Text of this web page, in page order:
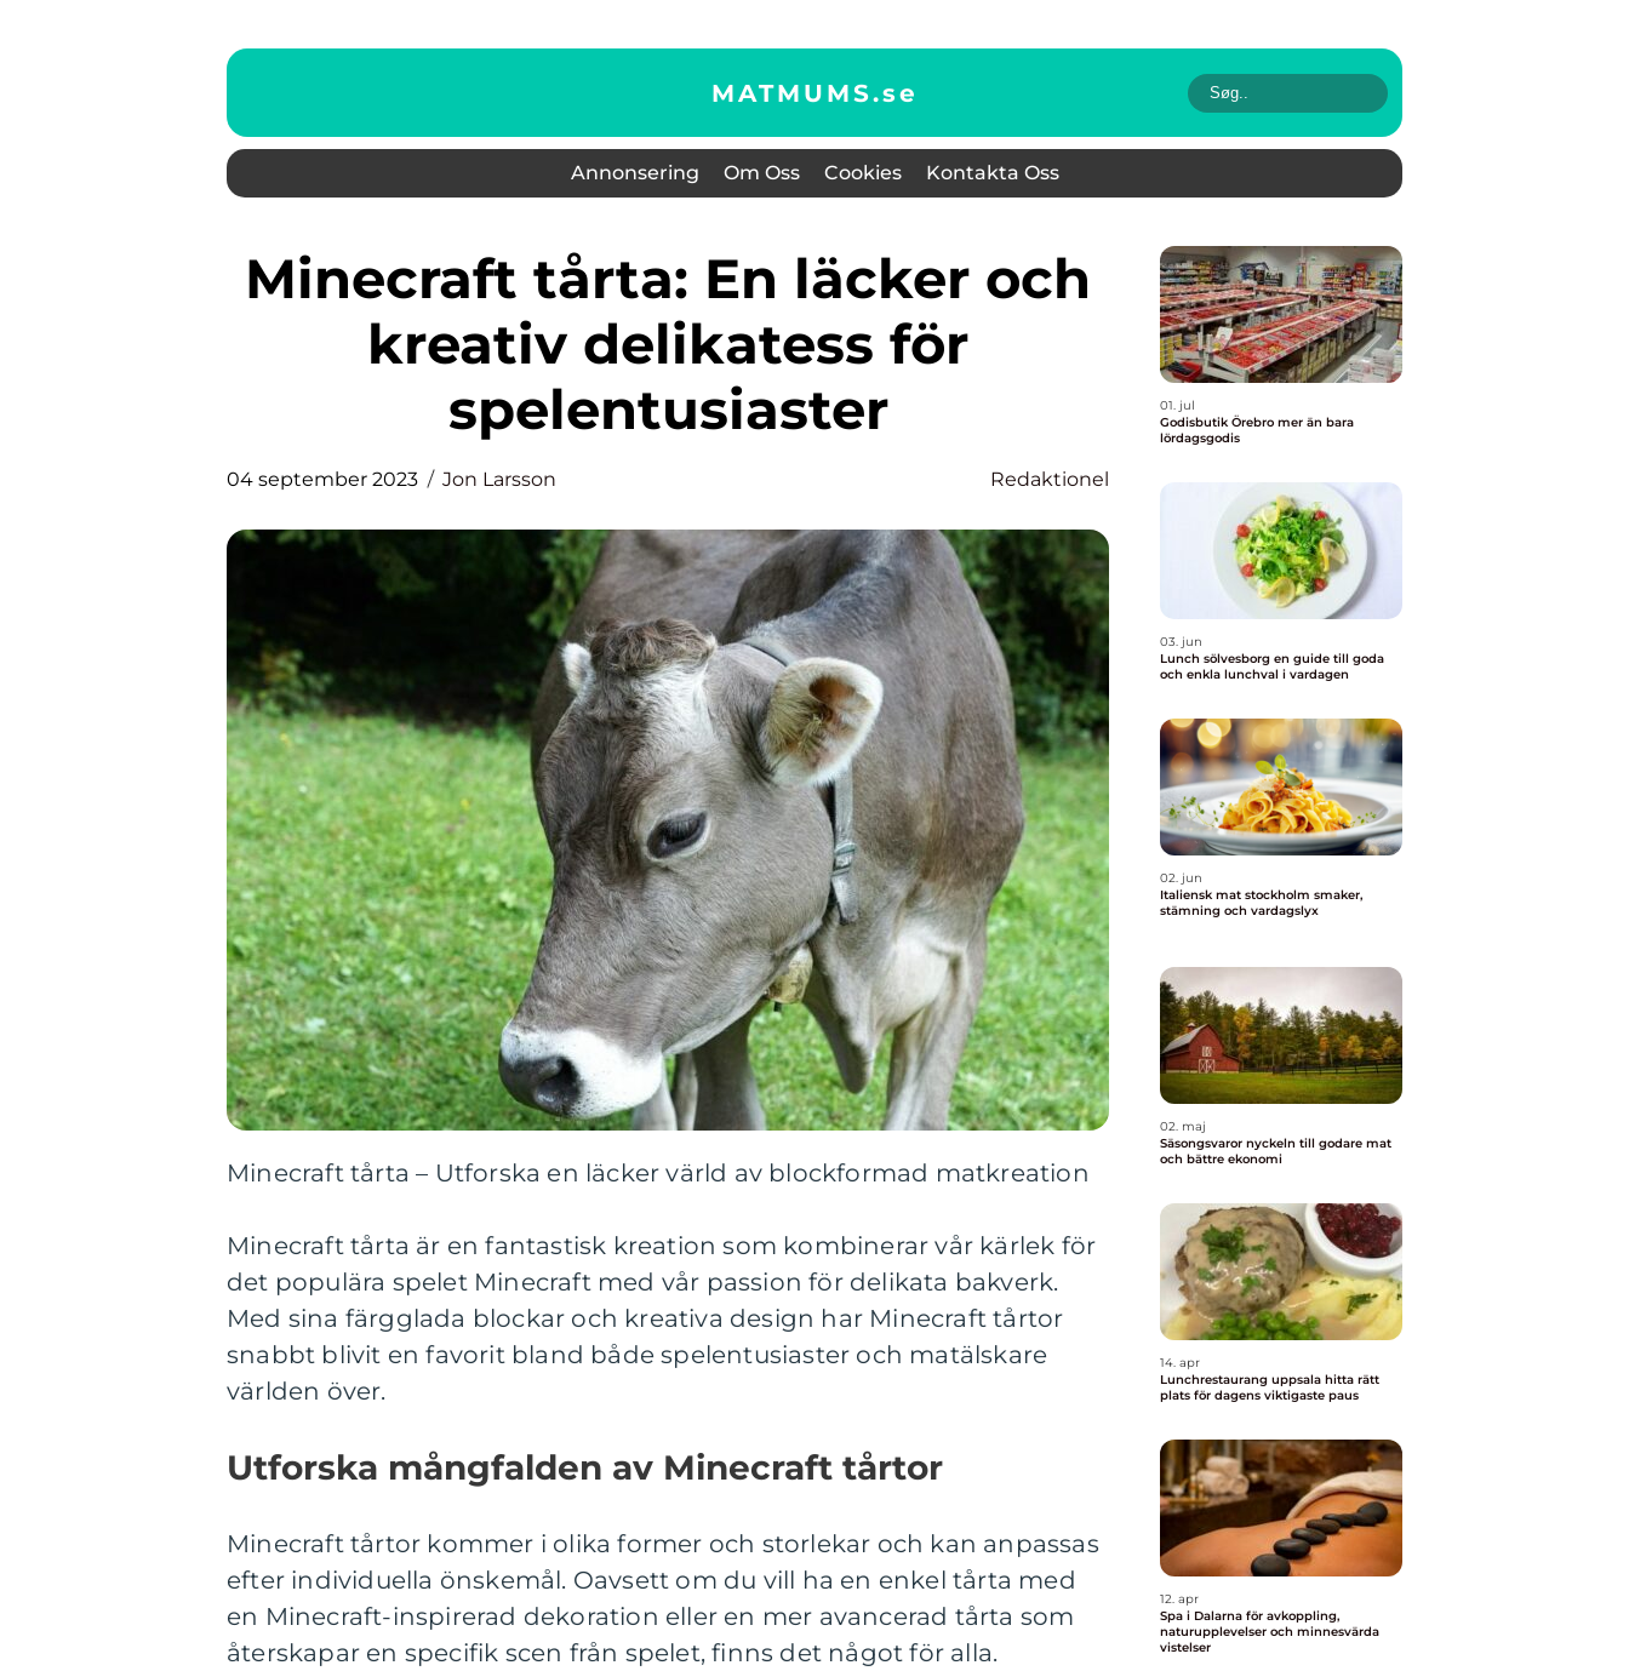
MATMUMS.se
Annonsering Om Oss Cookies Kontakta Oss
Minecraft tårta: En läcker och
kreativ delikatess för
spelentusiaster
04 september 2023 Jon Larsson Redaktionel
Minecraft tårta – Utforska en läcker värld av blockformad matkreation
Minecraft tårta är en fantastisk kreation som kombinerar vår kärlek för
det populära spelet Minecraft med vår passion för delikata bakverk.
Med sina färgglada blockar och kreativa design har Minecraft tårtor
snabbt blivit en favorit bland både spelentusiaster och matälskare
världen över.
Utforska mångfalden av Minecraft tårtor
Minecraft tårtor kommer i olika former och storlekar och kan anpassas
efter individuella önskemål. Oavsett om du vill ha en enkel tårta med
en Minecraft-inspirerad dekoration eller en mer avancerad tårta som
återskapar en specifik scen från spelet, finns det något för alla.
01. jul
Godisbutik Örebro mer än bara
lördagsgodis
03. jun
Lunch sölvesborg en guide till goda
och enkla lunchval i vardagen
02. jun
Italiensk mat stockholm smaker,
stämning och vardagslyx
02. maj
Säsongsvaror nyckeln till godare mat
och bättre ekonomi
14. apr
Lunchrestaurang uppsala hitta rätt
plats för dagens viktigaste paus
12. apr
Spa i Dalarna för avkoppling,
naturupplevelser och minnesvärda
vistelser